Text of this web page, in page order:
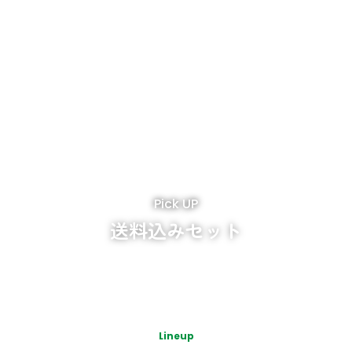
Pick UP
送料込みセット
Lineup